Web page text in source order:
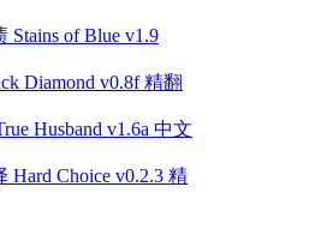
Stains of Blue v1.9
Diamond v0.8f 精翻
Husband v1.6a 中文
Hard Choice v0.2.3 精